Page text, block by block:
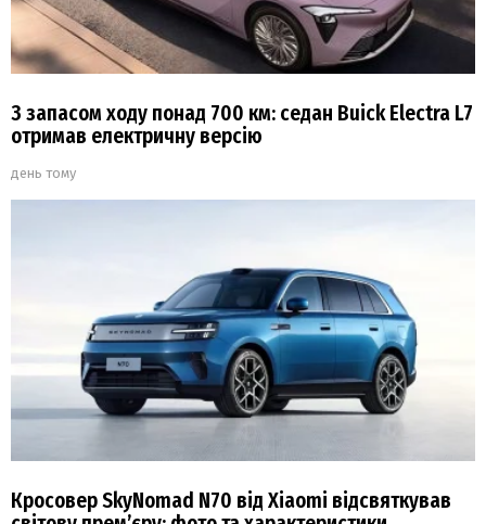
З запасом ходу понад 700 км: седан Buick Electra L7
отримав електричну версію
день тому
Кросовер SkyNomad N70 від Xiaomi відсвяткував